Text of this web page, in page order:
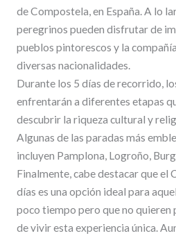
de Compostela, en España. A lo
peregrinos pueden disfrutar de
pueblos pintorescos y la
diversas nacionalidades.
Durante los 5 días de recorrido,
enfrentarán a diferentes etapas
descubrir la riqueza cultural y
Algunas de las paradas más
incluyen Pamplona, Logroño,
Finalmente, cabe destacar que el
días es una opción ideal para
poco tiempo pero que no
de vivir esta experiencia única.